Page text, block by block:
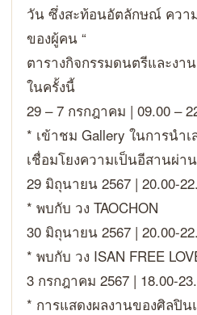
วัน ซึ่งสะท้อนอัตลักษณ์ ควา
ของผู้คน “
ตารางกิจกรรมดนตรีและง
ในครั้งนี้
29 – 7 กรกฎาคม | 09.00 –
* เข้าชม Gallery ในการนำ
เชื่อมโยงความเป็นอีสานผ่า
29 มิถุนายน 2567 | 20.00-
* พบกับ วง TAOCHON
30 มิถุนายน 2567 | 20.00-
* พบกับ วง ISAN FREE
3 กรกฎาคม 2567 | 18.00-
* การแสดงผลงานของศิลปิ